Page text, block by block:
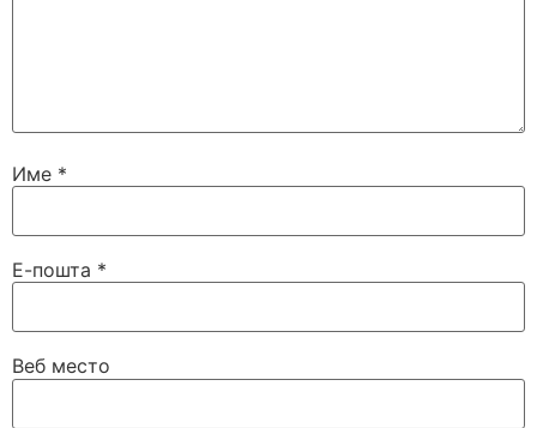
Име *
Е-пошта *
Веб место